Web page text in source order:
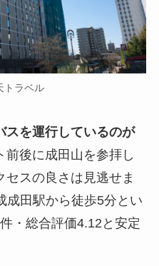
トラベル
スを運行しているのが
前後に成田山を参拝し
スの良さは見逃せま
成田駅から徒歩5分とい
・総合評価4.12と安定